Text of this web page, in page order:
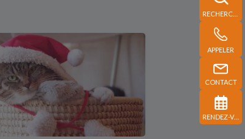
APPELER
CONTACT
RENDEZ-VOUS